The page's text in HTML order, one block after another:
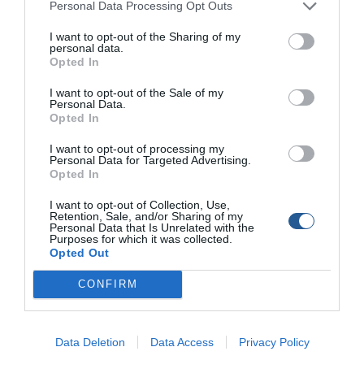
Personal Data Processing Opt Outs
I want to opt-out of the Sharing of my
personal data.
Opted In
I want to opt-out of the Sale of my
Personal Data.
Opted In
I want to opt-out of processing my
Personal Data for Targeted Advertising.
Opted In
I want to opt-out of Collection, Use,
Retention, Sale, and/or Sharing of my
Personal Data that Is Unrelated with the
Purposes for which it was collected.
Opted Out
CONFIRM
Data Deletion Data Access Privacy Policy
οι αρχές
Κομισιόν: Μέτρα στήριξης
καύσιμα
ελιγμούς κοντά σε πλοίο
της γραμμής
Η MAZZIENA RIBS χορηγός
της αποστολής “Magna
Graecia 2026” του ΕΟΦΣ
Σκάφος βυθίστηκε στα
Καμμένα Βούρλα, σώθηκαν
τρία άτομα και δύο
κατοικίδια